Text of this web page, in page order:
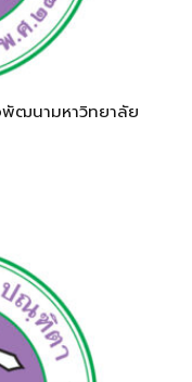
พัฒนามหาวิทยาลัย